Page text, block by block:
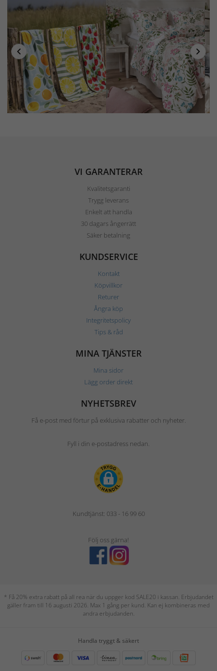
VI GARANTERAR
Kvalitetsgaranti
Trygg leverans
Enkelt att handla
30 dagars ångerrätt
Säker betalning
KUNDSERVICE
Kontakt
Köpvillkor
Returer
Ångra köp
Integritetspolicy
Tips & råd
MINA TJÄNSTER
Mina sidor
Lägg order direkt
NYHETSBREV
Få e-post med förtur på exklusiva rabatter och nyheter.
Fyll i din e-postadress nedan.
Kundtjänst: 033 - 16 99 60
Följ oss gärna!
* Få 20% extra rabatt på all rea när du uppger kod SALE20 i kassan. Erbjudandet
gäller fram till 16 augusti 2026. Max 1 gång per kund. Kan ej kombineras med
andra erbjudanden.
Handla tryggt & säkert